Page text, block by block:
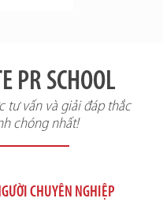
PR SCHOOL
tư vấn và giải đáp thắc
chóng nhất!
CHUYÊN NGHIỆP